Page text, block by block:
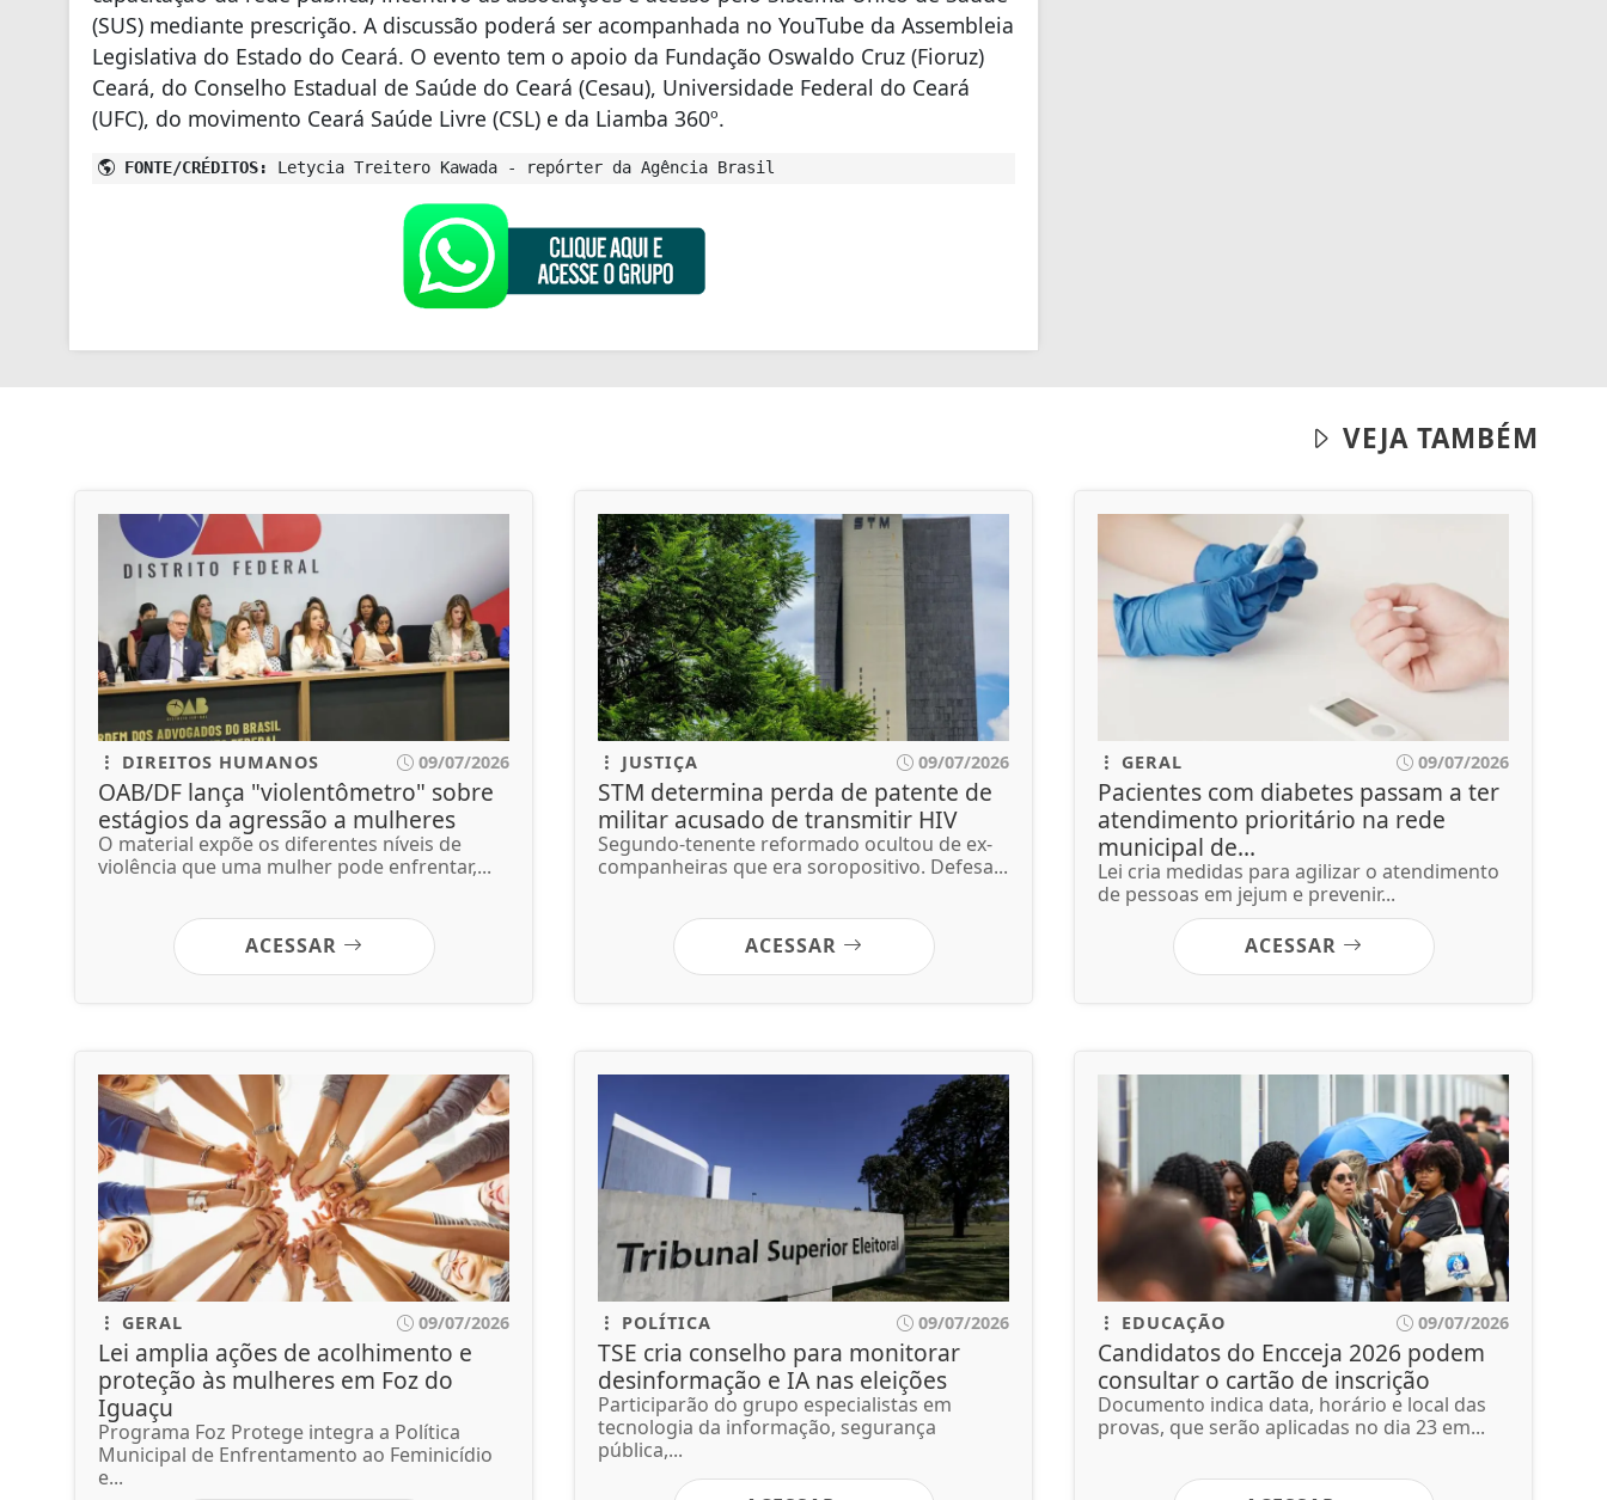
(SUS) mediante prescrição. A discussão poderá ser acompanhada no YouTube da Assembleia
Legislativa do Estado do Ceará. O evento tem o apoio da Fundação Oswaldo Cruz (Fioruz)
Ceará, do Conselho Estadual de Saúde do Ceará (Cesau), Universidade Federal do Ceará
(UFC), do movimento Ceará Saúde Livre (CSL) e da Liamba 360º.
FONTE/CRÉDITOS: Letycia Treitero Kawada - repórter da Agência Brasil
VEJA TAMBÉM
DIREITOS HUMANOS 09/07/2026
OAB/DF lança "violentômetro" sobre
estágios da agressão a mulheres
O material expõe os diferentes níveis de
violência que uma mulher pode enfrentar,...
ACESSAR
JUSTIÇA 09/07/2026
STM determina perda de patente de
militar acusado de transmitir HIV
Segundo-tenente reformado ocultou de ex-
companheiras que era soropositivo. Defesa...
ACESSAR
GERAL 09/07/2026
Pacientes com diabetes passam a ter
atendimento prioritário na rede
municipal de...
Lei cria medidas para agilizar o atendimento
de pessoas em jejum e prevenir...
ACESSAR
GERAL 09/07/2026
Lei amplia ações de acolhimento e
proteção às mulheres em Foz do
Iguaçu
Programa Foz Protege integra a Política
Municipal de Enfrentamento ao Feminicídio
e...
POLÍTICA 09/07/2026
TSE cria conselho para monitorar
desinformação e IA nas eleições
Participarão do grupo especialistas em
tecnologia da informação, segurança
pública,...
EDUCAÇÃO 09/07/2026
Candidatos do Encceja 2026 podem
consultar o cartão de inscrição
Documento indica data, horário e local das
provas, que serão aplicadas no dia 23 em...